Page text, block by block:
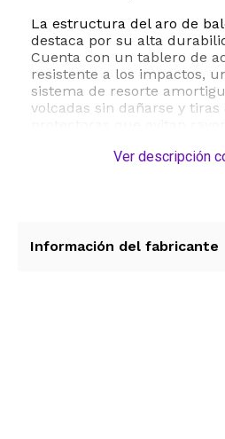
La estructura del aro de
destaca por su alta
Cuenta con un tablero de
resistente a los impactos,
sistema de resorte
volcadas sin dañarse y tiras
juego. El paquete incluye
de dormitorios, oficinas o
Ver descripción
Información del fabricante